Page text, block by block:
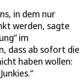
in dem nur
werden, sagte
im
dass ab sofort die
haben wollen: